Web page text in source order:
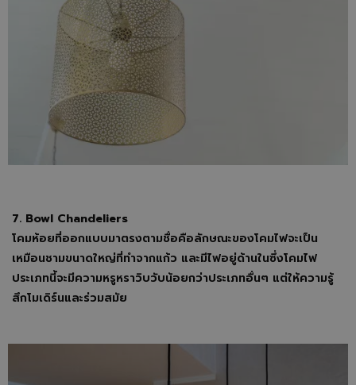
7. Bowl Chandeliers
โคมห้อยที่ออกแบบมาตรงตามชื่อคือลักษณะของโคมไฟจะเป็น
เหมือนชามขนาดใหญ่ที่ทำจากแก้ว และมีไฟอยู่ด้านในซึ่งโคมไฟ
ประเภทนี้จะมีความหรูหราวิบวับน้อยกว่าประเภทอื่นๆ แต่ให้ความรู้
สึกโมเดิร์นและร่วมสมัย